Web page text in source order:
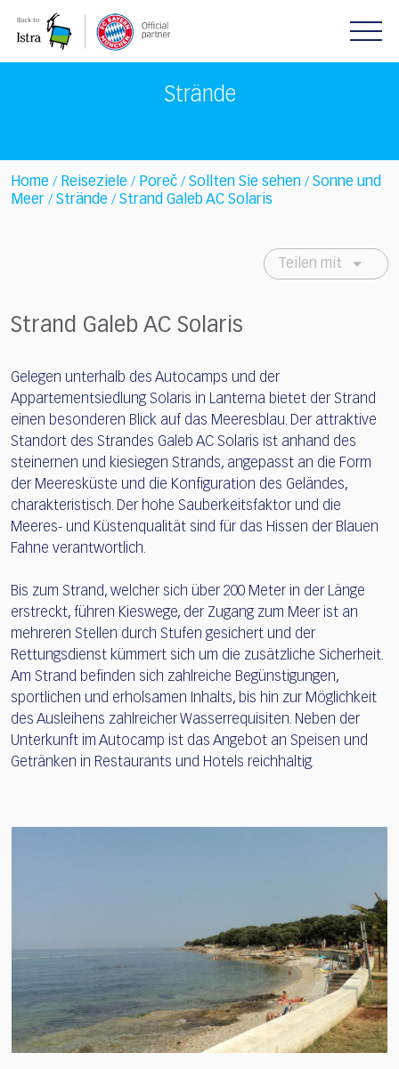
note:
Strände
Home / Reiseziele / Poreč / Sollten Sie sehen / Sonne und
Meer / Strände / Strand Galeb AC Solaris
Teilen mit
Strand Galeb AC Solaris
Gelegen unterhalb des Autocamps und der
Appartementsiedlung Solaris in Lanterna bietet der Strand
einen besonderen Blick auf das Meeresblau. Der attraktive
Standort des Strandes Galeb AC Solaris ist anhand des
steinernen und kiesiegen Strands, angepasst an die Form
der Meeresküste und die Konfiguration des Geländes,
charakteristisch. Der hohe Sauberkeitsfaktor und die
Meeres- und Küstenqualität sind für das Hissen der Blauen
Fahne verantwortlich.
Bis zum Strand, welcher sich über 200 Meter in der Länge
erstreckt, führen Kieswege, der Zugang zum Meer ist an
mehreren Stellen durch Stufen gesichert und der
Rettungsdienst kümmert sich um die zusätzliche Sicherheit.
Am Strand befinden sich zahlreiche Begünstigungen,
sportlichen und erholsamen Inhalts, bis hin zur Möglichkeit
des Ausleihens zahlreicher Wasserrequisiten. Neben der
Unterkunft im Autocamp ist das Angebot an Speisen und
Getränken in Restaurants und Hotels reichhaltig.